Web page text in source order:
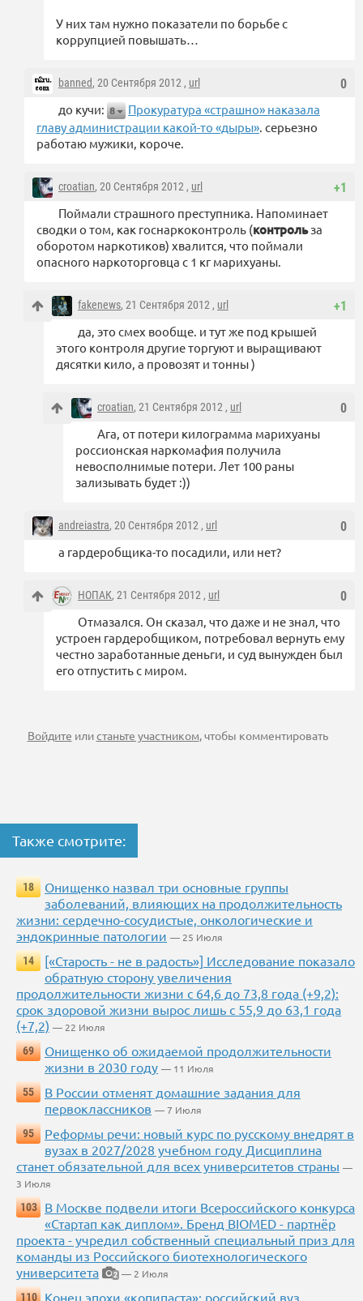
У них там нужно показатели по борьбе с
коррупцией повышать…
0
banned, 20 Сентября 2012 , url
до кучи: 8
Прокуратура «страшно» наказала
главу администрации какой-то «дыры». серьезно
работаю мужики, короче.
+1
croatian, 20 Сентября 2012 , url
Поймали страшного преступника. Напоминает
сводки о том, как госнаркоконтроль (контрольза
оборотом наркотиков) хвалится, что поймали
опасного наркоторговца с 1 кг марихуаны.
+1
fakenews, 21 Сентября 2012 , url
да, это смех вообще. и тут же под крышей
этого контроля другие торгуют и выращивают
дясятки кило, а провозят и тонны )
0
croatian, 21 Сентября 2012 , url
Ага, от потери килограмма марихуаны
россионская наркомафия получила
невосполнимые потери. Лет 100 раны
зализывать будет :))
0
andreiastra, 20 Сентября 2012 , url
а гардеробщика-то посадили, или нет?
0
НОПАК, 21 Сентября 2012 , url
Отмазался. Он сказал, что даже и не знал, что
устроен гардеробщиком, потребовал вернуть ему
честно заработанные деньги, и суд вынужден был
его отпустить с миром.
Войдите илистаньте участником, чтобы комментировать
Также смотрите:
18
Онищенко назвал три основные группы
заболеваний, влияющих на продолжительность
жизни: сердечно-сосудистые, онкологические и
эндокринные патологии — 25 Июля
14
[«Старость - не в радость»] Исследование показало
обратную сторону увеличения
продолжительности жизни с 64,6 до 73,8 года (+9,2):
срок здоровой жизни вырос лишь с 55,9 до 63,1 года
(+7,2) — 22 Июля
69
Онищенко об ожидаемой продолжительности
жизни в 2030 году — 11 Июля
55
В России отменят домашние задания для
первоклассников — 7 Июля
95
Реформы речи: новый курс по русскому внедрят в
вузах в 2027/2028 учебном году Дисциплина
станет обязательной для всех университетов страны —
3 Июля
103
В Москве подвели итоги Всероссийского конкурса
«Стартап как диплом». Бренд BIOMED - партнёр
проекта - учредил собственный специальный приз для
команды из Российского биотехнологического
университета
2 — 2 Июля
110
Конец эпохи «копипаста»: российский вуз